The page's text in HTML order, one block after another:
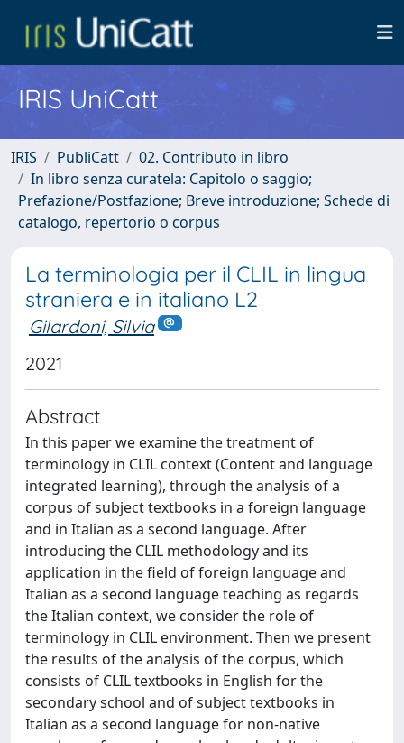
IRIS UniCatt
IRIS PubliCatt
02. Contributo in libro
In libro senza curatela: Capitolo o saggio;
Prefazione/Postfazione; Breve introduzione; Schede di
catalogo, repertorio o corpus
La terminologia per il CLIL in lingua
straniera e in italiano L2
Gilardoni, Silvia
2021
Abstract
In this paper we examine the treatment of
terminology in CLIL context (Content and language
integrated learning), through the analysis of a
corpus of subject textbooks in a foreign language
and in Italian as a second language. After
introducing the CLIL methodology and its
application in the field of foreign language and
Italian as a second language teaching as regards
the Italian context, we consider the role of
terminology in CLIL environment. Then we present
the results of the analysis of the corpus, which
consists of CLIL textbooks in English for the
secondary school and of subject textbooks in
Italian as a second language for non-native